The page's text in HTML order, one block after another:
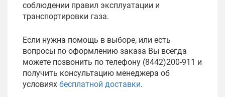
соблюдении правил эксплуатации и
транспортировки газа.
Если нужна помощь в выборе, или есть
вопросы по оформлению заказа Вы всегда
можете позвонить по телефону (8442)200-911 и
получить консультацию менеджера об
условиях бесплатной доставки.